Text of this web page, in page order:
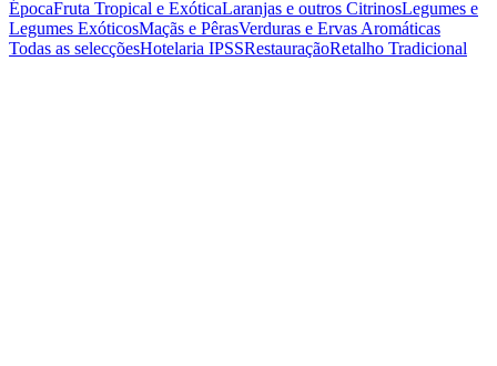
ÉpocaFruta Tropical e ExóticaLaranjas e outros CitrinosLegumes e
Legumes ExóticosMaçãs e PêrasVerduras e Ervas Aromáticas
Todas as selecçõesHotelaria IPSSRestauraçãoRetalho Tradicional